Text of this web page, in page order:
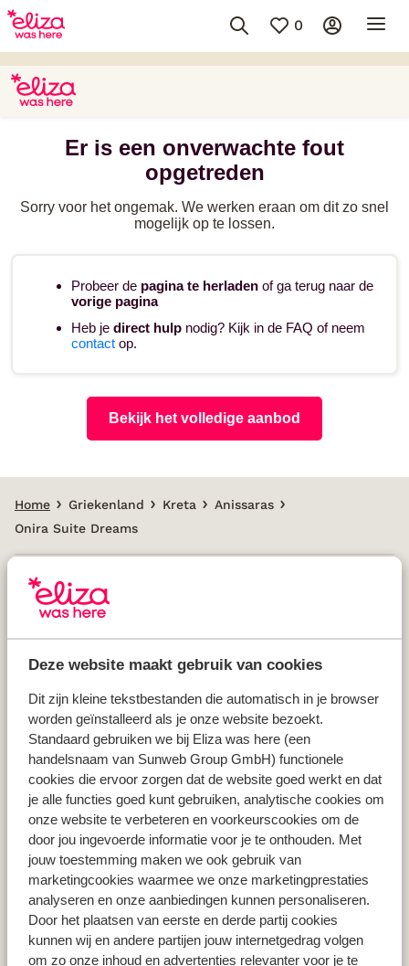
Deze website maakt gebruik van cookies
Dit zijn kleine tekstbestanden die automatisch in je browser
worden geïnstalleerd als je onze website bezoekt.
Standaard gebruiken we bij Eliza was here (een
handelsnaam van Sunweb Group GmbH) functionele
cookies die ervoor zorgen dat de website goed werkt en dat
je alle functies goed kunt gebruiken, analytische cookies om
onze website te verbeteren en voorkeurscookies om de
door jou ingevoerde informatie voor je te onthouden. Met
jouw toestemming maken we ook gebruik van
marketingcookies waarmee we onze marketingprestaties
analyseren en onze aanbiedingen kunnen personaliseren.
Door het plaatsen van eerste en derde partij cookies
kunnen wij en andere partijen jouw internetgedrag volgen
om zo onze inhoud en advertenties relevanter voor je te
0
Er is een onverwachte fout
opgetreden
Sorry voor het ongemak. We werken eraan om dit zo snel
mogelijk op te lossen.
Probeer de pagina te herladen of ga terug naar de
vorige pagina
Heb je direct hulp nodig? Kijk in de FAQ of neem
contact op.
Bekijk het volledige aanbod
Home Griekenland Kreta
Anissaras
Onira Suite Dreams
Vakantie Griekenland
Vakantie Spanje
Vakantie Italië
Vakantie Portugal
Populaire regio's
Vakantie Kreta
Vakantie Zakynthos
Vakantie Andalusië
Vakantie Algarve
Type vakantie